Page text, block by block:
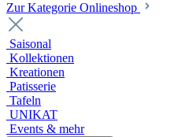
Zur Kategorie Onlineshop
Saisonal
Kollektionen
Kreationen
Patisserie
Tafeln
UNIKAT
Events & mehr